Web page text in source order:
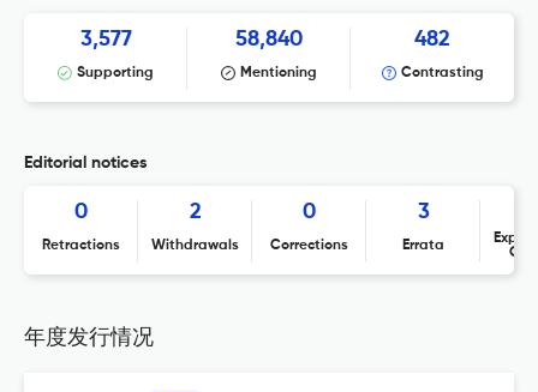
3,577
Supporting
58,840
Mentioning
482
Contrasting
Editorial notices
0
Retractions
2
Withdrawals
0
Corrections
3
Errata
年度发行情况